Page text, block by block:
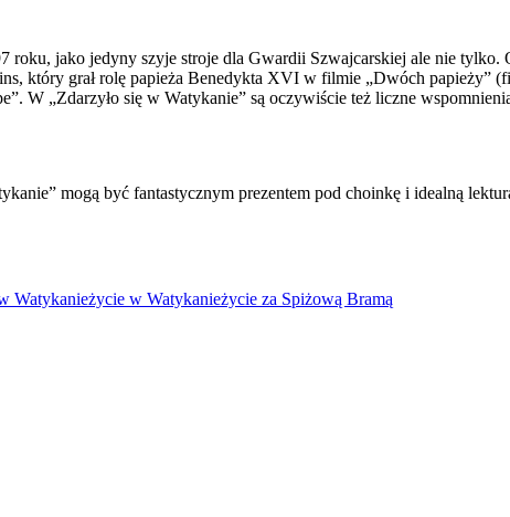
jako jedyny szyje stroje dla Gwardii Szwajcarskiej ale nie tylko.
który grał rolę papieża Benedykta XVI w filmie „Dwóch papieży”
W „Zdarzyło się w Watykanie” są oczywiście też liczne
mogą być fantastycznym prezentem pod choinkę i idealną
Watykanieżycie w Watykanieżycie za Spiżową Bramą